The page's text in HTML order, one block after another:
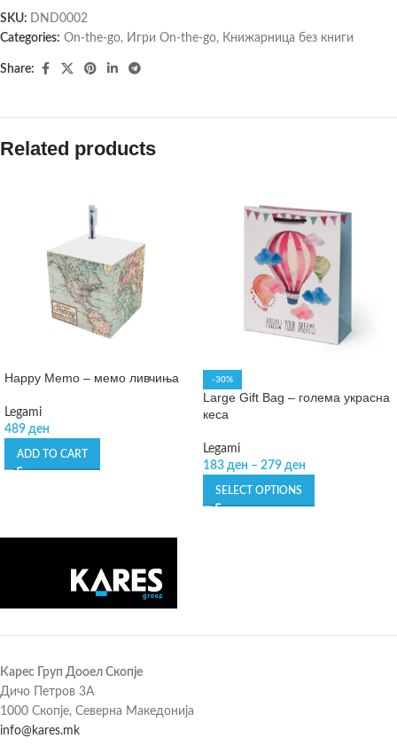
SKU: DND0002
Categories: On-the-go, Игри On-the-go, Книжарница без книги
Share:
Related products
Happy Memo – мемо ливчиња
Legami
489 ден
ADD TO CART
-30%
Large Gift Bag – голема украсна
кеса
Legami
183 ден – 279 ден
SELECT OPTIONS
Карес Груп Дооел Скопје
Дичо Петров 3А
1000 Скопје, Северна Македонија
info@kares.mk